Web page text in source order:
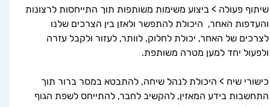
שיתוף פעולה > ביצוע משימות משותפות תוך התייחסות לרצונות
והעדפות האחר,  היכולת להתפשר ולאזן בין הצרכים שלנו
לצרכים של האחר, יכולת לחלוק, לוותר, לעזור ולקבל עזרה
ולפעול יחד למען מטרה משותפת.
כישורי שיח > היכולת לנהל שיחה, להתבטא במסר ברור תוך
התחשבות בידע המאזין, להקשיב לחבר, להתייחס לשפת הגוף